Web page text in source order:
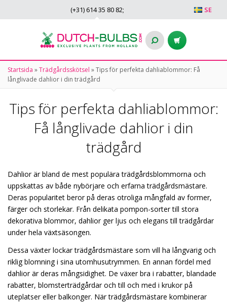
SE
(+31) 614 35 80 82;
Startsida »Trädgårdsskötsel »Tips för perfekta dahliablommor: Få
långlivade dahlior i din trädgård
Tips för perfekta dahliablommor:
Få långlivade dahlior i din
trädgård
Dahlior är bland de mest populära trädgårdsblommorna och
uppskattas av både nybörjare och erfarna trädgårdsmästare.
Deras popularitet beror på deras otroliga mångfald av former,
färger och storlekar. Från delikata pompon-sorter till stora
dekorativa blommor, dahlior ger ljus och elegans till trädgårdar
under hela växtsäsongen.
Dessa växter lockar trädgårdsmästare som vill ha långvarig och
riklig blomning i sina utomhusutrymmen. En annan fördel med
dahlior är deras mångsidighet. De växer bra i rabatter, blandade
rabatter, blomsterträdgårdar och till och med i krukor på
uteplatser eller balkonger. När trädgårdsmästare kombinerar